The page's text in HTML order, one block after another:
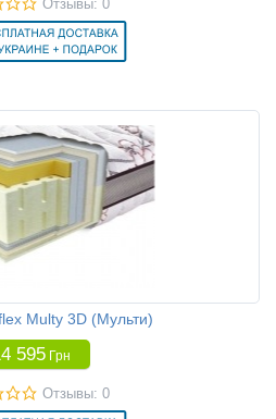
Отзывы: 0
Multy 3D (Мульти)
595 Грн
Отзывы: 0